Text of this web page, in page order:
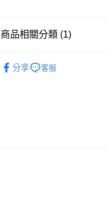
ATM付款
商品相關分類 (1)
分享
客服